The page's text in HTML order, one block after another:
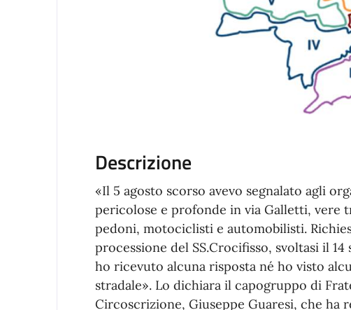
Descrizione
«Il 5 agosto scorso avevo segnalato agli
pericolose e profonde in via Galletti, vere
pedoni, motociclisti e automobilisti.
processione del SS.Crocifisso, svoltasi il
ho ricevuto alcuna risposta né ho visto
stradale». Lo dichiara il capogruppo di
Circoscrizione, Giuseppe Guaresi, che ha